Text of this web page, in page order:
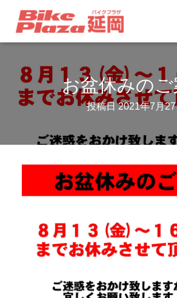
お盆休みのご
投稿日2021年7月